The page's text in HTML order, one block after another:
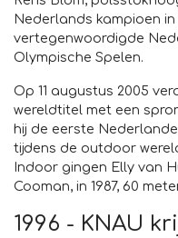
Nederlands kampioen
vertegenwoordigde
Olympische Spelen.
Op 11 augustus 2005
wereldtitel met een
hij de eerste
tijdens de outdoor
Indoor gingen Elly van
Cooman, in 1987, 60
1996 - KNAU